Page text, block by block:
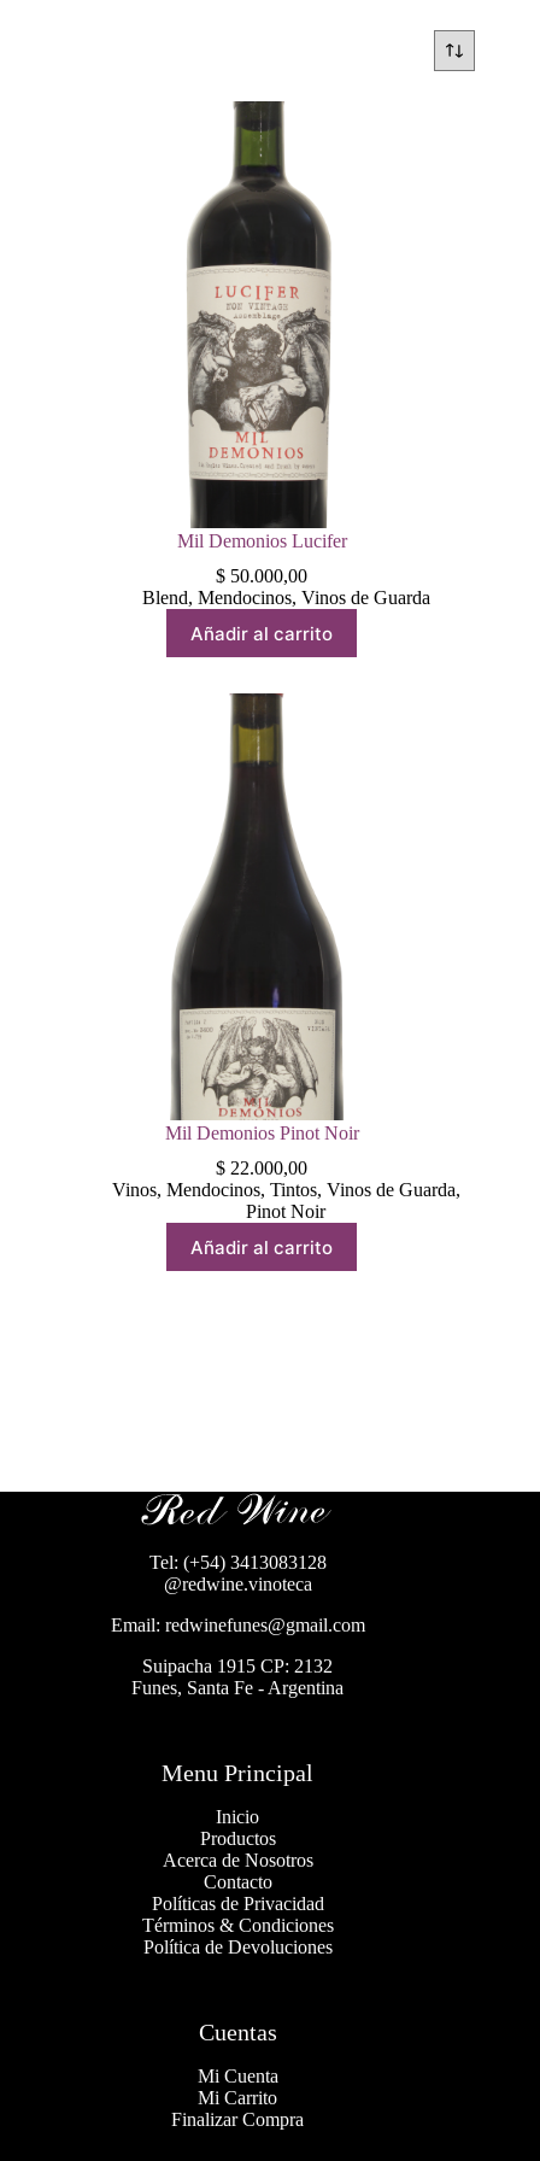
Mil Demonios Lucifer
$ 50.000,00
Blend, Mendocinos, Vinos de Guarda
Añadir al carrito
Mil Demonios Pinot Noir
$ 22.000,00
Vinos, Mendocinos, Tintos, Vinos de Guarda,
Pinot Noir
Añadir al carrito
Tel: (+54) 3413083128
@redwine.vinoteca
Email: redwinefunes@gmail.com
Suipacha 1915 CP: 2132
Funes, Santa Fe - Argentina
Menu Principal
Inicio
Productos
Acerca de Nosotros
Contacto
Políticas de Privacidad
Términos & Condiciones
Política de Devoluciones
Cuentas
Mi Cuenta
Mi Carrito
Finalizar Compra